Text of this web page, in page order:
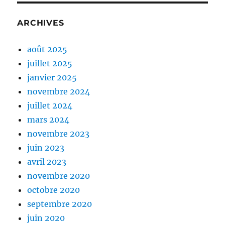
ARCHIVES
août 2025
juillet 2025
janvier 2025
novembre 2024
juillet 2024
mars 2024
novembre 2023
juin 2023
avril 2023
novembre 2020
octobre 2020
septembre 2020
juin 2020